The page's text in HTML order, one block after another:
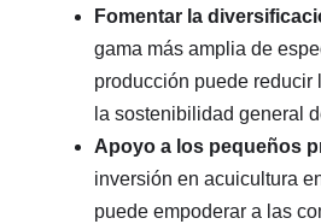
Fomentar la
gama más amplia de
producción puede reducir
la sostenibilidad general
Apoyo a los pequeños
inversión en acuicultura
puede empoderar a las